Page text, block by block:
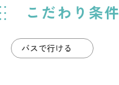
こだわり条件
バスで行ける